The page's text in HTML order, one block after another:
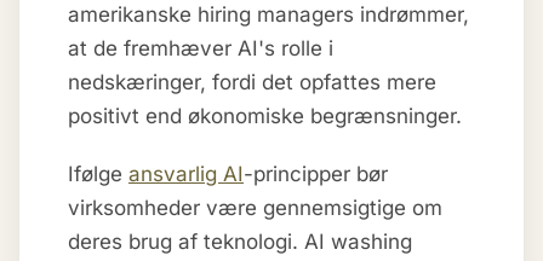
amerikanske hiring managers indrømmer,
at de fremhæver AI's rolle i
nedskæringer, fordi det opfattes mere
positivt end økonomiske begrænsninger.
Ifølge ansvarlig AI-principper bør
virksomheder være gennemsigtige om
deres brug af teknologi. AI washing